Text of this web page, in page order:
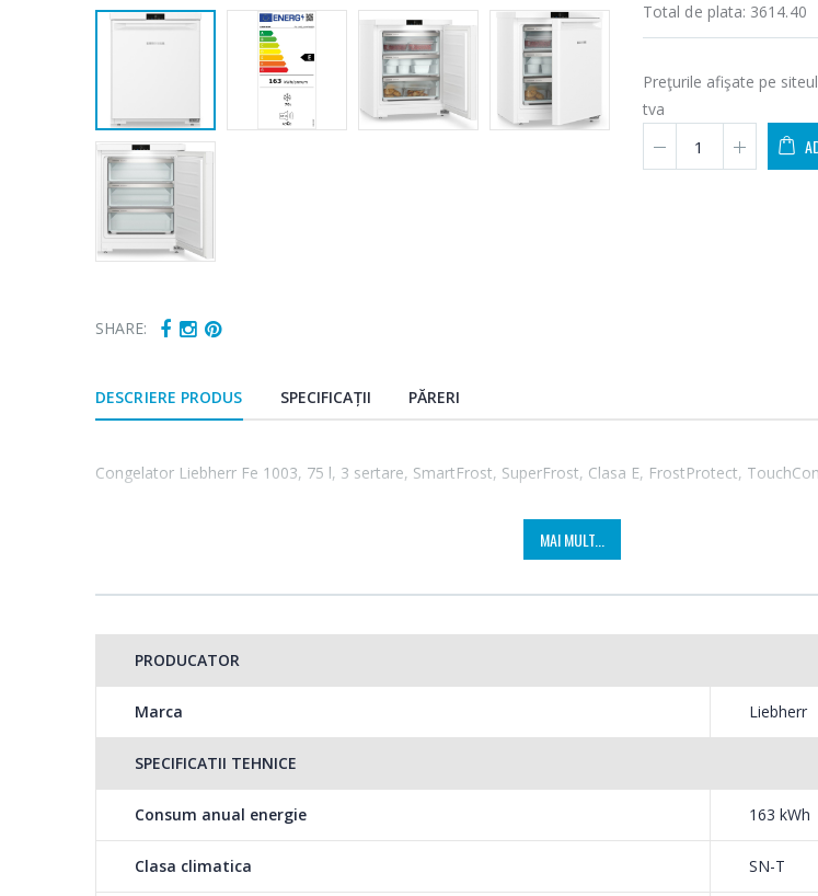
SHARE:
Total de plata: 3614.40
Preţurile afişate pe
tva
DESCRIERE PRODUS SPECIFICAȚII PĂRERI
Congelator Liebherr Fe 1003, 75 l, 3 sertare, SmartFrost, SuperFrost, Clasa E, FrostProtect,
MAI MULT...
PRODUCATOR
Marca Liebherr
SPECIFICATII TEHNICE
Consum anual energie 163 kWh
Clasa climatica SN-T
-33%